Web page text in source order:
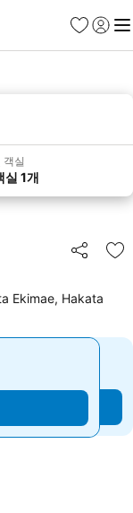
즐겨찾기
로그인
메
객실
실 1개
공유
즐
Ekimae, Hakata